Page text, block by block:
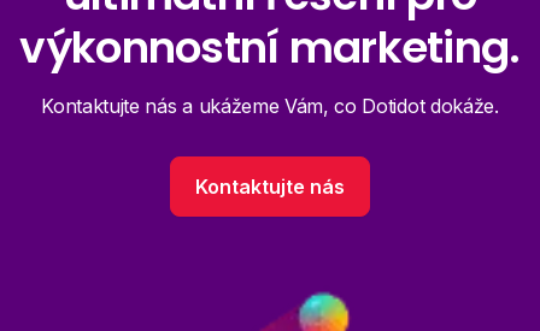
výkonnostní marketing.
Kontaktujte nás a ukážeme Vám, co Dotidot dokáže.
Kontaktujte nás